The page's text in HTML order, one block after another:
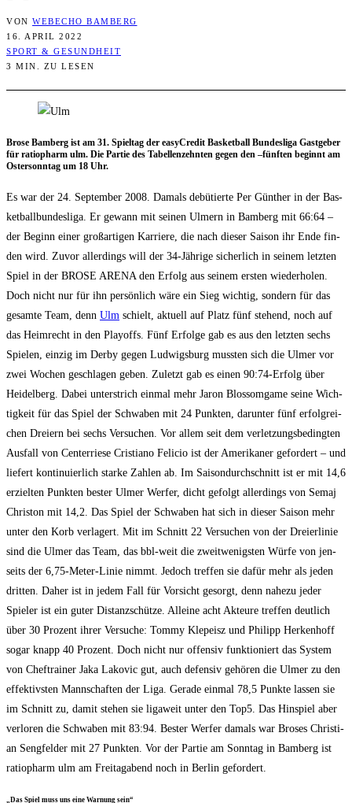
VON WEBECHO BAMBERG
16. APRIL 2022
SPORT & GESUNDHEIT
3 MIN. ZU LESEN
Bro­se Bam­berg ist am 31. Spiel­tag der easy­Cre­dit Bas­ket­ball Bun­des­li­ga Gast­ge­ber
für ratio­ph­arm ulm. Die Par­tie des Tabel­len­zehn­ten gegen den –fünf­ten beginnt am
Oster­sonn­tag um 18 Uhr.
Es war der 24. Sep­tem­ber 2008. Damals debü­tier­te Per Gün­ther in der Bas­
ket­ball­bun­des­li­ga. Er gewann mit sei­nen Ulmern in Bam­berg mit 66:64 –
der Beginn einer groß­ar­ti­gen Kar­rie­re, die nach die­ser Sai­son ihr Ende fin­
den wird. Zuvor aller­dings will der 34-Jäh­ri­ge sicher­lich in sei­nem letz­ten
Spiel in der BROSE ARENA den Erfolg aus sei­nem ers­ten wie­der­ho­len.
Doch nicht nur für ihn per­sön­lich wäre ein Sieg wich­tig, son­dern für das
gesam­te Team, denn Ulm schielt, aktu­ell auf Platz fünf ste­hend, noch auf
das Heim­recht in den Play­offs. Fünf Erfol­ge gab es aus den letz­ten sechs
Spie­len, ein­zig im Der­by gegen Lud­wigs­burg muss­ten sich die Ulmer vor
zwei Wochen geschla­gen geben. Zuletzt gab es einen 90:74-Erfolg über
Hei­del­berg. Dabei unter­strich ein­mal mehr Jaron Blos­som­ga­me sei­ne Wich­
tig­keit für das Spiel der Schwa­ben mit 24 Punk­ten, dar­un­ter fünf erfolg­rei­
chen Drei­ern bei sechs Ver­su­chen. Vor allem seit dem ver­let­zungs­be­ding­ten
Aus­fall von Cen­ter­rie­se Cris­tia­no Feli­cio ist der Ame­ri­ka­ner gefor­dert – und
lie­fert kon­ti­nu­ier­lich star­ke Zah­len ab. Im Sai­son­durch­schnitt ist er mit 14,6
erziel­ten Punk­ten bes­ter Ulmer Wer­fer, dicht gefolgt aller­dings von Semaj
Chris­ton mit 14,2. Das Spiel der Schwa­ben hat sich in die­ser Sai­son mehr
unter den Korb ver­la­gert. Mit im Schnitt 22 Ver­su­chen von der Drei­er­li­nie
sind die Ulmer das Team, das bbl-weit die zweit­we­nigs­ten Wür­fe von jen­
seits der 6,75-Meter-Linie nimmt. Jedoch tref­fen sie dafür mehr als jeden
drit­ten. Daher ist in jedem Fall für Vor­sicht gesorgt, denn nahe­zu jeder
Spie­ler ist ein guter Distanz­schüt­ze. Allei­ne acht Akteu­re tref­fen deut­lich
über 30 Pro­zent ihrer Ver­su­che: Tom­my Klepei­sz und Phil­ipp Her­ken­hoff
sogar knapp 40 Pro­zent. Doch nicht nur offen­siv funk­tio­niert das Sys­tem
von Chef­trai­ner Jaka Lako­vic gut, auch defen­siv gehö­ren die Ulmer zu den
effek­tivs­ten Mann­schaf­ten der Liga. Gera­de ein­mal 78,5 Punk­te las­sen sie
im Schnitt zu, damit ste­hen sie liga­weit unter den Top5. Das Hin­spiel aber
ver­lo­ren die Schwa­ben mit 83:94. Bes­ter Wer­fer damals war Bro­ses Chris­ti­
an Seng­fel­der mit 27 Punk­ten. Vor der Par­tie am Sonn­tag in Bam­berg ist
ratio­ph­arm ulm am Frei­tag­abend noch in Ber­lin gefordert.
„Das Spiel muss uns eine War­nung sein“